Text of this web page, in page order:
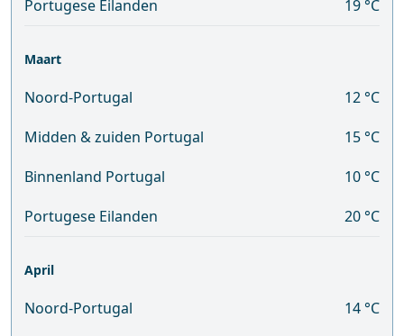
Portugese Eilanden
19 °C
Maart
Noord-Portugal
12 °C
Midden & zuiden Portugal
15 °C
Binnenland Portugal
10 °C
Portugese Eilanden
20 °C
April
Noord-Portugal
14 °C